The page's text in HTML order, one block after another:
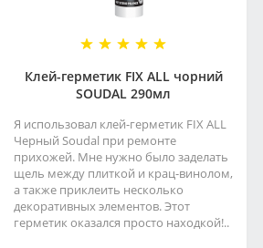
Клей-герметик FIX ALL чорний
SOUDAL 290мл
Я использовал клей-герметик FIX ALL
Черный Soudal при ремонте
прихожей. Мне нужно было заделать
щель между плиткой и крац-винолом,
а также приклеить несколько
декоративных элементов. Этот
герметик оказался просто находкой!..